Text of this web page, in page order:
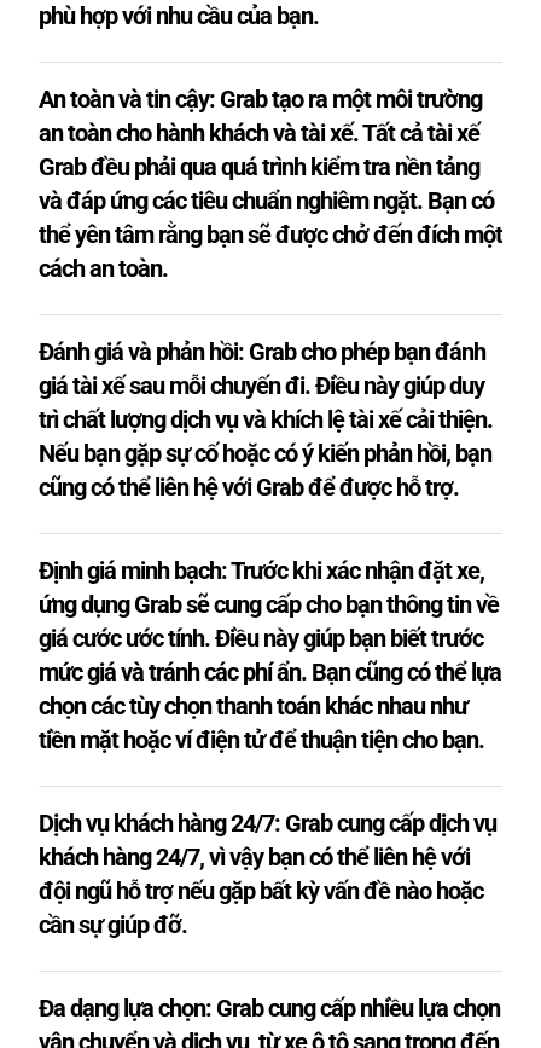
phù hợp với nhu cầu của bạn.
An toàn và tin cậy: Grab tạo ra một môi trường
an toàn cho hành khách và tài xế. Tất cả tài xế
Grab đều phải qua quá trình kiểm tra nền tảng
và đáp ứng các tiêu chuẩn nghiêm ngặt. Bạn có
thể yên tâm rằng bạn sẽ được chở đến đích một
cách an toàn.
Đánh giá và phản hồi: Grab cho phép bạn đánh
giá tài xế sau mỗi chuyến đi. Điều này giúp duy
trì chất lượng dịch vụ và khích lệ tài xế cải thiện.
Nếu bạn gặp sự cố hoặc có ý kiến ​​phản hồi, bạn
cũng có thể liên hệ với Grab để được hỗ trợ.
Định giá minh bạch: Trước khi xác nhận đặt xe,
ứng dụng Grab sẽ cung cấp cho bạn thông tin về
giá cước ước tính. Điều này giúp bạn biết trước
mức giá và tránh các phí ẩn. Bạn cũng có thể lựa
chọn các tùy chọn thanh toán khác nhau như
tiền mặt hoặc ví điện tử để thuận tiện cho bạn.
Dịch vụ khách hàng 24/7: Grab cung cấp dịch vụ
khách hàng 24/7, vì vậy bạn có thể liên hệ với
đội ngũ hỗ trợ nếu gặp bất kỳ vấn đề nào hoặc
cần sự giúp đỡ.
Đa dạng lựa chọn: Grab cung cấp nhiều lựa chọn